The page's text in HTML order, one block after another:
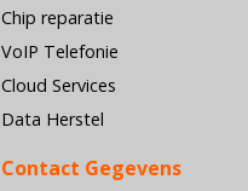
Chip reparatie
VoIP Telefonie
Cloud Services
Data Herstel
Contact Gegevens